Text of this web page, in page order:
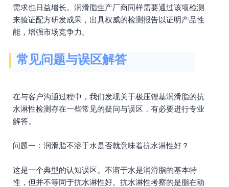
需求也日益增长。润滑脂生产厂商同样需要通过该项检测
来验证配方研发成果，出具权威的检测报告以证明产品性
能，增强市场竞争力。
常见问题与误区解答
在与客户沟通过程中，我们发现关于极压锂基润滑脂的抗
水淋性检测存在一些常见的疑问与误区，有必要进行专业
解答。
问题一：润滑脂不溶于水是否就意味着抗水淋性好？
这是一个典型的认知误区。不溶于水是润滑脂的基本特
性，但并不等同于抗水淋性好。抗水淋性考察的是脂在动